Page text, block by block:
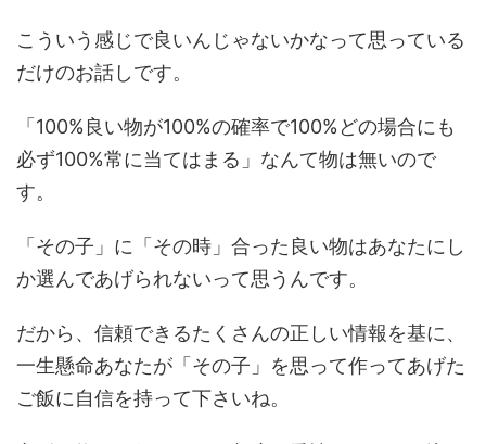
こういう感じで良いんじゃないかなって思っている
だけのお話しです。
「100%良い物が100%の確率で100%どの場合にも
必ず100%常に当てはまる」なんて物は無いので
す。
「その子」に「その時」合った良い物はあなたにし
か選んであげられないって思うんです。
だから、信頼できるたくさんの正しい情報を基に、
一生懸命あなたが「その子」を思って作ってあげた
ご飯に自信を持って下さいね。